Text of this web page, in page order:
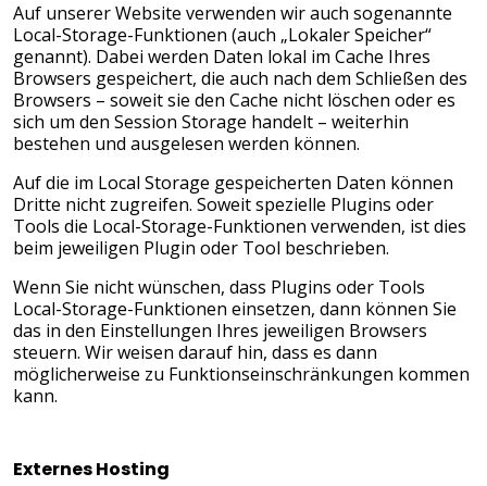
Auf unserer Website verwenden wir auch sogenannte
Local-Storage-Funktionen (auch „Lokaler Speicher“
genannt). Dabei werden Daten lokal im Cache Ihres
Browsers gespeichert, die auch nach dem Schließen des
Browsers – soweit sie den Cache nicht löschen oder es
sich um den Session Storage handelt – weiterhin
bestehen und ausgelesen werden können.
Auf die im Local Storage gespeicherten Daten können
Dritte nicht zugreifen. Soweit spezielle Plugins oder
Tools die Local-Storage-Funktionen verwenden, ist dies
beim jeweiligen Plugin oder Tool beschrieben.
Wenn Sie nicht wünschen, dass Plugins oder Tools
Local-Storage-Funktionen einsetzen, dann können Sie
das in den Einstellungen Ihres jeweiligen Browsers
steuern. Wir weisen darauf hin, dass es dann
möglicherweise zu Funktionseinschränkungen kommen
kann.
Externes Hosting